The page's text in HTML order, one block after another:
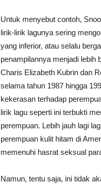
Untuk menyebut contoh,
lirik-lirik lagunya sering
yang inferior, atau selalu
penampilannya menjadi lebih
Charis Elizabeth Kubrin dan
selama tahun 1987 hingga
kekerasan terhadap
lirik lagu seperti ini terbukti
perempuan. Lebih jauh lagi
perempuan kulit hitam di
memenuhi hasrat seksual
Namun, tentu saja, ini tidak